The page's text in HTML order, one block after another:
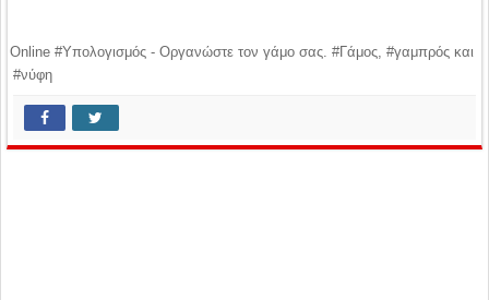
Online #Υπολογισμός - Οργανώστε τον γάμο σας. #Γάμος, #γαμπρός και
#νύφη